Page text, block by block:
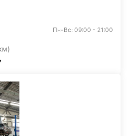
Пн-Вс: 09:00 - 21:00